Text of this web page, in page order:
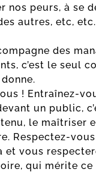
nos peurs, à se
autres, etc, etc.
des
c’est le seul
! Entraînez-
un public,
le maîtriser
Respectez-
et vous
qui mérite ce